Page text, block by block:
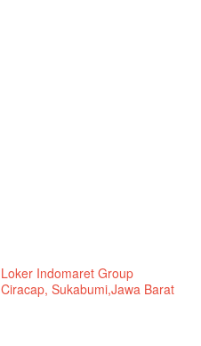
Loker Indomaret Group
Ciracap, Sukabumi,Jawa Barat